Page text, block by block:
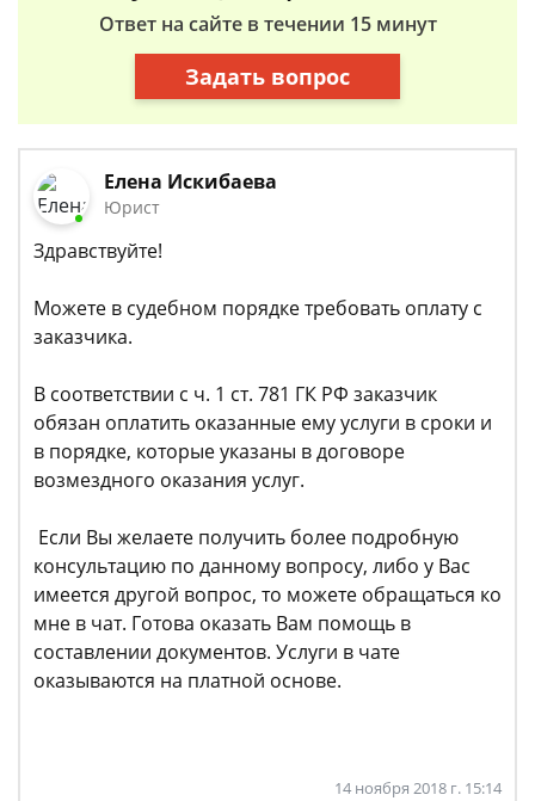
Ответ на сайте в течении 15 минут
Задать вопрос
Елена Искибаева
Юрист
Здравствуйте!
Можете в судебном порядке требовать оплату с
заказчика.
В соответствии с ч. 1 ст. 781 ГК РФ заказчик
обязан оплатить оказанные ему услуги в сроки и
в порядке, которые указаны в договоре
возмездного оказания услуг.
Если Вы желаете получить более подробную
консультацию по данному вопросу, либо у Вас
имеется другой вопрос, то можете обращаться ко
мне в чат. Готова оказать Вам помощь в
составлении документов. Услуги в чате
оказываются на платной основе.
14 ноября 2018 г. 15:14